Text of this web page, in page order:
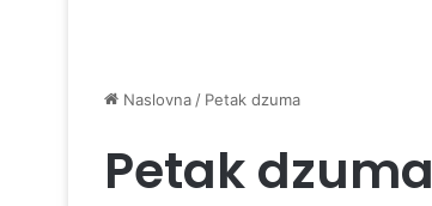
Naslovna / Petak dzuma
Petak dzuma